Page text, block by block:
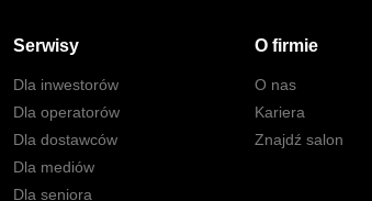
Serwisy
Dla inwestorów
Dla operatorów
Dla dostawców
Dla mediów
Dla seniora
O firmie
O nas
Kariera
Znajdź salon